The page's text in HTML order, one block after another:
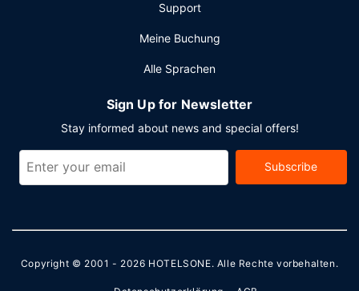
Support
Meine Buchung
Alle Sprachen
Sign Up for Newsletter
Stay informed about news and special offers!
Subscribe
Copyright © 2001 - 2026 HOTELSONE. Alle Rechte vorbehalten.